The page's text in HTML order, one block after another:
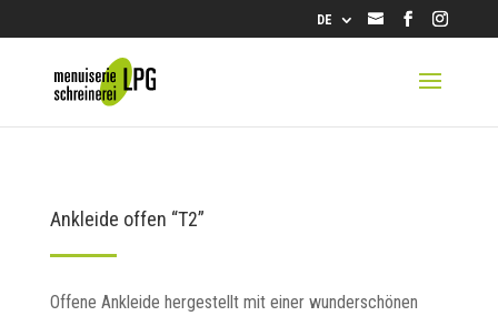
info@lpg.ch
DE
Ankleide offen “T2”
Offene Ankleide hergestellt mit einer wunderschönen